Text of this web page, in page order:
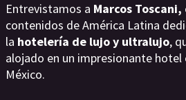
Entrevistamos a Marcos Toscani,
contenidos de América Latina
la hotelería de lujo y ultralujo,
alojado en un impresionante hotel
México.